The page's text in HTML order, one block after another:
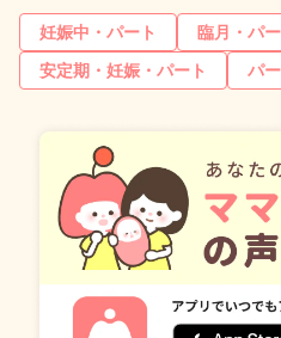
妊娠中・パート 臨月・パ
安定期・妊娠・パート
パ